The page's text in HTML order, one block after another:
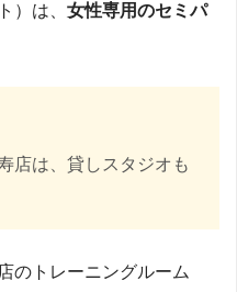
）は、 女性専用のセミパ
店は、貸しスタジオも
のトレーニングルーム